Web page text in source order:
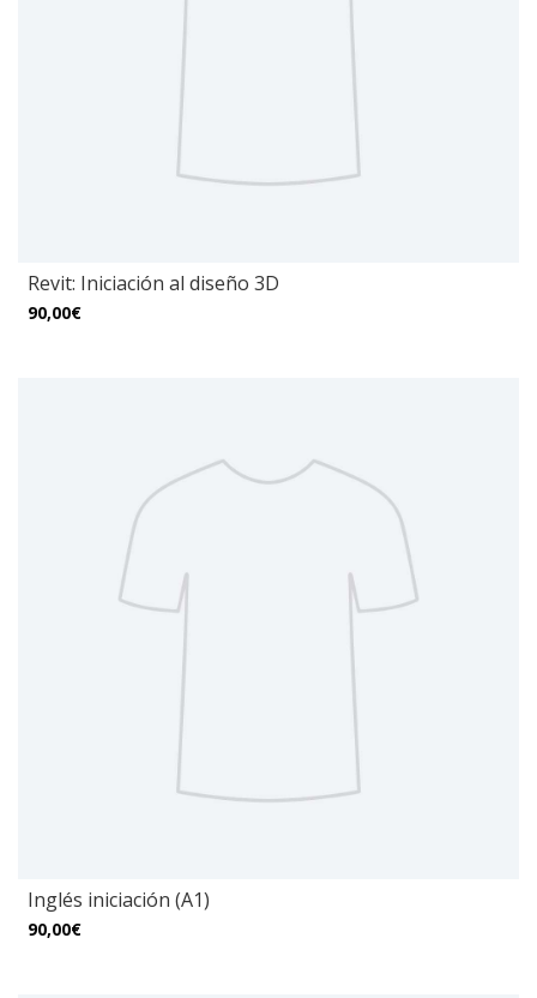
Revit: Iniciación al diseño 3D
90,00€
Inglés iniciación (A1)
90,00€